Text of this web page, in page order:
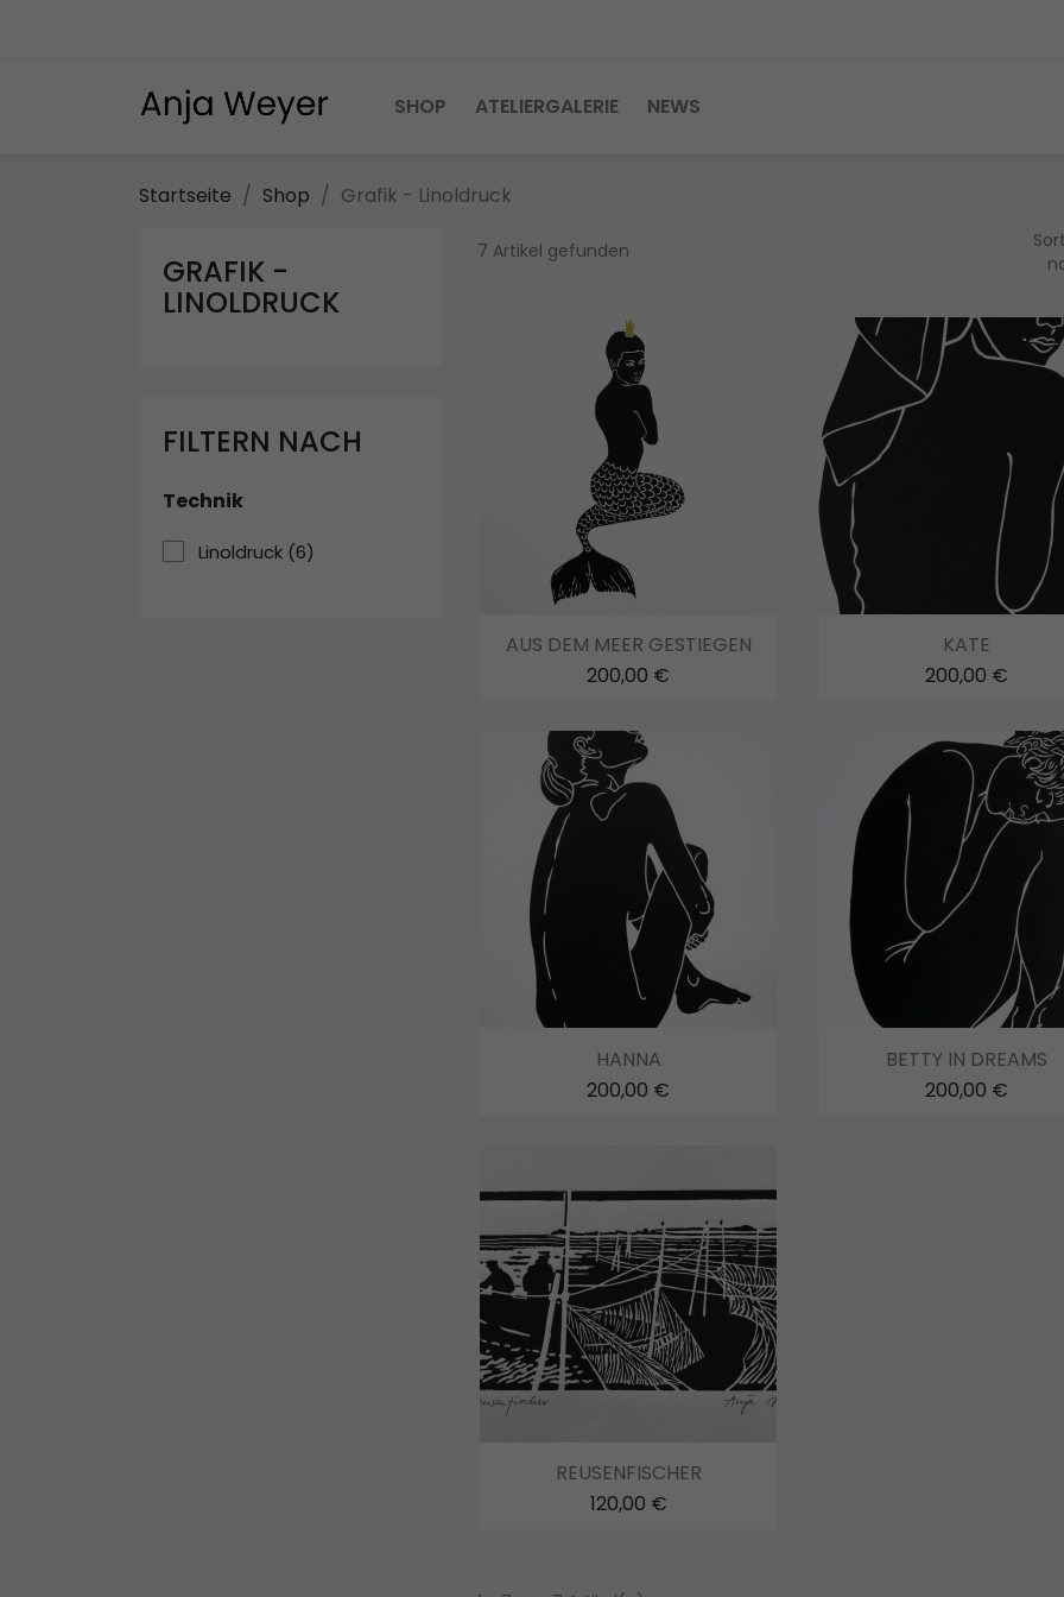
SHOP ATELIERGALERIE NEWS
Startseite Shop Grafik - Linoldruck
GRAFIK -
LINOLDRUCK
FILTERN NACH
Technik
Linoldruck (6)
7 Artikel gefunden
 Vorschau
AUS DEM MEER GESTIEGEN
200,00 €
Vorschau
KATE
200,00 €
Vorschau
HANNA
200,00 €
Vorschau
BETTY IN DREAMS
200,00 €
Vorschau
REUSENFISCHER
120,00 €